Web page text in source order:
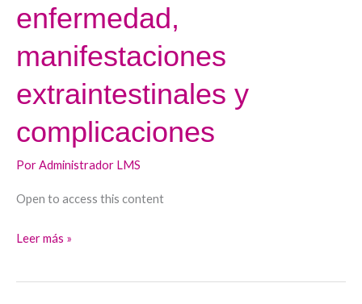
enfermedad,
manifestaciones
extraintestinales y
complicaciones
PorAdministrador LMS
Open to access this content
Leer más »